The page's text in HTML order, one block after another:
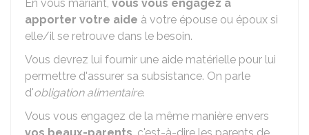
En vous mariant, vous vous engagez à
apporter votre aide à votre épouse ou époux si
elle/il se retrouve dans le besoin.
Vous devrez lui fournir une aide matérielle pour lui
permettre d'assurer sa subsistance. On parle
d'obligation alimentaire.
Vous vous engagez de la même manière envers